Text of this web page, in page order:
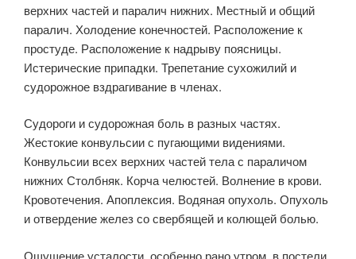
верхних частей и паралич нижних. Местный и общий
паралич. Холодение конечностей. Расположение к
простуде. Расположение к надрыву поясницы.
Истерические припадки. Трепетание су­хожилий и
судорожное вздрагивание в членах.
Судороги и судорож­ная боль в разных частях.
Жестокие конвульсии с пугающими видениями.
Конвульсии всех верхних частей тела с параличом
нижних Столбняк. Корча челюстей. Волнение в крови.
Кровотечения. Апоп­лексия. Водяная опухоль. Опухоль
и отвердение желез со свербящей и колющей болью.
Ощущение усталости, особенно рано утром, в постели.